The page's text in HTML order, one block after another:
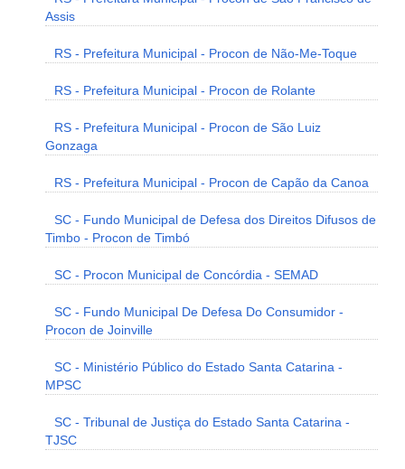
Assis
RS - Prefeitura Municipal - Procon de Não-Me-Toque
RS - Prefeitura Municipal - Procon de Rolante
RS - Prefeitura Municipal - Procon de São Luiz
Gonzaga
RS - Prefeitura Municipal - Procon de Capão da Canoa
SC - Fundo Municipal de Defesa dos Direitos Difusos de
Timbo - Procon de Timbó
SC - Procon Municipal de Concórdia - SEMAD
SC - Fundo Municipal De Defesa Do Consumidor -
Procon de Joinville
SC - Ministério Público do Estado Santa Catarina -
MPSC
SC - Tribunal de Justiça do Estado Santa Catarina -
TJSC